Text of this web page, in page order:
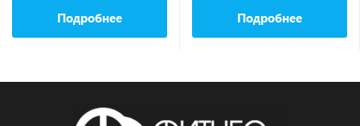
Подробнее Подробнее